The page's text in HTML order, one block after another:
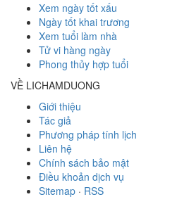
Xem ngày tốt xấu
Ngày tốt khai trương
Xem tuổi làm nhà
Tử vi hàng ngày
Phong thủy hợp tuổi
VỀ LICHAMDUONG
Giới thiệu
Tác giả
Phương pháp tính lịch
Liên hệ
Chính sách bảo mật
Điều khoản dịch vụ
Sitemap · RSS